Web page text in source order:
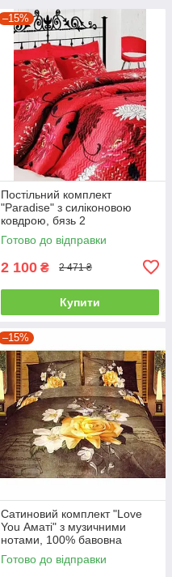
–15%
Постільний комплект
"Paradise" з силіконовою
ковдрою, бязь 2
Готово до відправки
2 100 ₴ 2 471 ₴
Купити
–15%
Сатиновий комплект "Love
You Аматі" з музичними
нотами, 100% бавовна
полуторний
Готово до відправки